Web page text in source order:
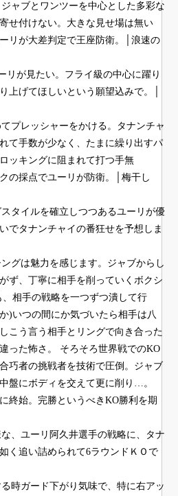
ャブとワンツーを中心とした多彩な
せ付けない。大きな見せ場は無い
リが大差判定で王座防衛。│浪速の
リが見たい。フライ級の中心に躍り
上げてほしいという願望込みで。│
プレッシャーをかける。タナンチャ
て手数が少なく、たまに繰り出すパ
ッキングに阻まれて打つ手無
の採点でユーリが防衛。│梅干し
タイルを確立しつつあるユーリが優
でタナンチャイの番狂せを予想しま
グは魅力を感じます。ジャブからし
ず、丁寧に相手を削っていくボクシ
相手の戦略を一つずつ潰して行
)いつの間にか気づいたら相手は八
こう言う相手とリングで向き合った
った怖さ。 そろそろ世界戦でのKO
巧者の挑戦者を技術で圧倒。ジャブ
盤にボディを交えて更に削り…。
終始。完勝というべきKO勝利を期
、ユーリ阿久井選手の戦略に、タナ
く追い詰められて6ラウンドＫＯで
時ガード下がり気味で、特に右アッ